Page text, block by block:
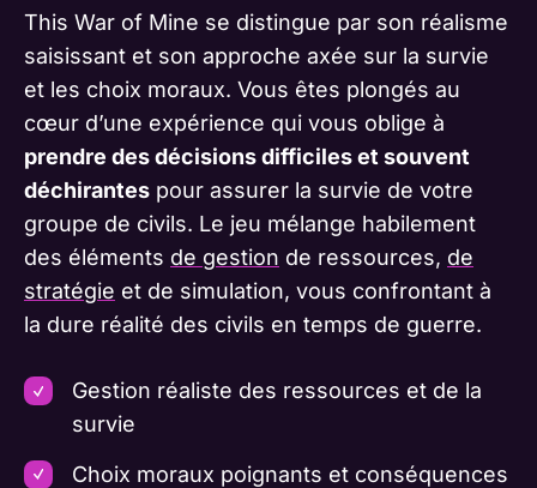
This War of Mine se distingue par son réalisme
saisissant et son approche axée sur la survie
et les choix moraux. Vous êtes plongés au
cœur d’une expérience qui vous oblige à
prendre des décisions difficiles et souvent
déchirantes pour assurer la survie de votre
groupe de civils. Le jeu mélange habilement
des éléments de gestion de ressources, de
stratégie et de simulation, vous confrontant à
la dure réalité des civils en temps de guerre.
Gestion réaliste des ressources et de la
survie
Choix moraux poignants et conséquences